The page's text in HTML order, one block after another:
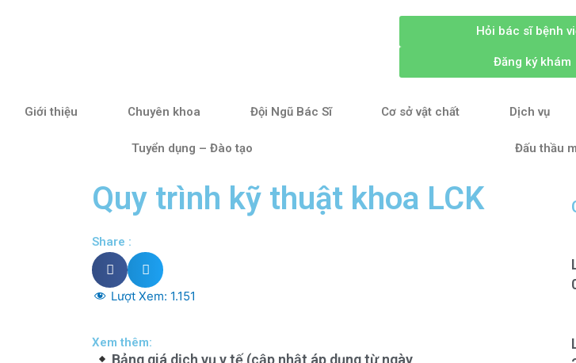
Hỏi bác sĩ bệnh
Đăng ký khám
Giới thiệu Chuyên khoa Đội Ngũ Bác Sĩ Cơ sở vật chất Dịch vụ
Tuyển dụng – Đào tạo Đấu thầu
Quy trình kỹ thuật khoa LCK
Share :
Lượt Xem: 1.151
Xem thêm:
Bảng giá dịch vụ y tế (cập nhật áp dụng từ ngày